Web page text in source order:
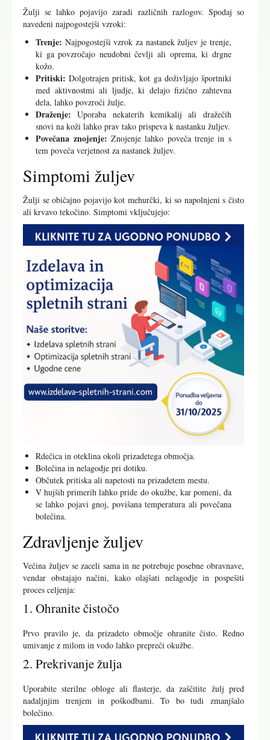
Žulji se lahko pojavijo zaradi različnih razlogov. Spodaj so
navedeni najpogostejši vzroki:
Trenje: Najpogostejši vzrok za nastanek žuljev je trenje,
ki ga povzročajo neudobni čevlji ali oprema, ki drgne
kožo.
Pritiski: Dolgotrajen pritisk, kot ga doživljajo športniki
med aktivnostmi ali ljudje, ki delajo fizično zahtevna
dela, lahko povzroči žulje.
Draženje: Uporaba nekaterih kemikalij ali dražečih
snovi na koži lahko prav tako prispeva k nastanku žuljev.
Povečana znojenje: Znojenje lahko poveča trenje in s
tem poveča verjetnost za nastanek žuljev.
Simptomi žuljev
Žulji se običajno pojavijo kot mehurčki, ki so napolnjeni s čisto
ali krvavo tekočino. Simptomi vključujejo:
Rdečica in oteklina okoli prizadetega območja.
Bolečina in nelagodje pri dotiku.
Občutek pritiska ali napetosti na prizadetem mestu.
V hujših primerih lahko pride do okužbe, kar pomeni, da
se lahko pojavi gnoj, povišana temperatura ali povečana
bolečina.
Zdravljenje žuljev
Večina žuljev se zaceli sama in ne potrebuje posebne obravnave,
vendar obstajajo načini, kako olajšati nelagodje in pospešiti
proces celjenja:
1. Ohranite čistočo
Prvo pravilo je, da prizadeto območje ohranite čisto. Redno
umivanje z milom in vodo lahko prepreči okužbe.
2. Prekrivanje žulja
Uporabite sterilne obloge ali flasterje, da zaščitite žulj pred
nadaljnjim trenjem in poškodbami. To bo tudi zmanjšalo
bolečino.